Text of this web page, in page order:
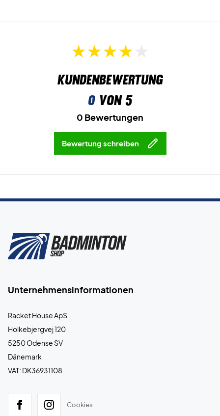
Kundenbewertung
0von 5
0 Bewertungen
Bewertung schreiben
Unternehmensinformationen
Racket House ApS
Holkebjergvej 120
5250 Odense SV
Dänemark
VAT: DK36931108
Cookies